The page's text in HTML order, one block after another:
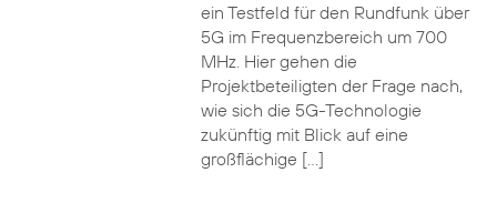
ein Testfeld für den Rundfunk über
5G im Frequenzbereich um 700
MHz. Hier gehen die
Projektbeteiligten der Frage nach,
wie sich die 5G-Technologie
zukünftig mit Blick auf eine
großflächige […]